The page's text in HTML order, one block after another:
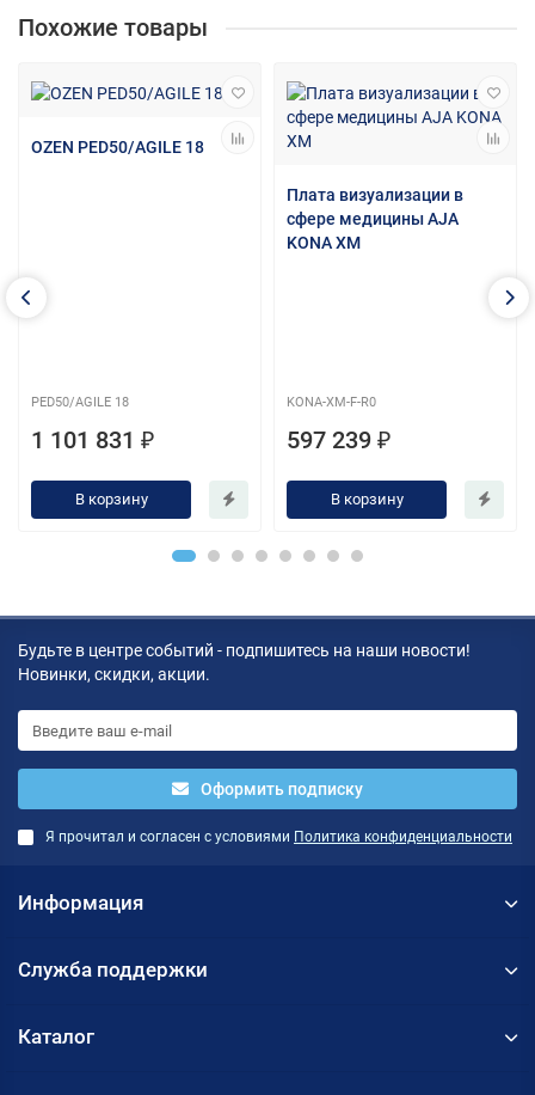
Похожие товары
OZEN PED50/AGILE 18
PED50/AGILE 18
1 101 831 ₽
В корзину
Плата визуализации в
сфере медицины AJA
KONA XM
KONA-XM-F-R0
597 239 ₽
В корзину
Будьте в центре событий - подпишитесь на наши новости!
Новинки, скидки, акции.
Оформить подписку
Я прочитал и согласен с условиями Политика конфиденциальности
Информация
Служба поддержки
Каталог